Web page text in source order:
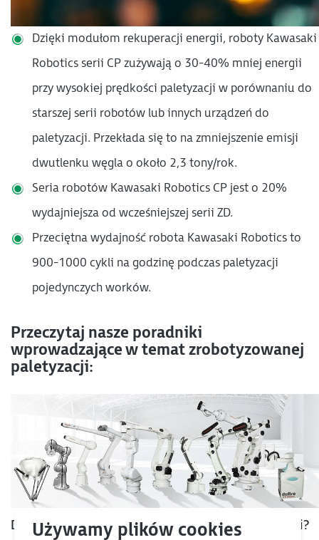
Dzięki modułom rekuperacji energii, roboty Kawasaki
Robotics serii CP zużywają o 30-40% mniej energii
przy wysokiej prędkości paletyzacji w porównaniu do
starszej serii robotów lub innych urządzeń do
paletyzacji. Przekłada się to na zmniejszenie emisji
dwutlenku węgla o około 2,3 tony/rok.
Seria robotów Kawasaki Robotics CP jest o 20%
wydajniejsza od wcześniejszej serii ZD.
Przeciętna wydajność robota Kawasaki Robotics to
900-1000 cykli na godzinę podczas paletyzacji
pojedynczych worków.
Przeczytaj nasze poradniki
wprowadzające w temat zrobotyzowanej
paletyzacji:
Dlaczego warto rozwijać się w kierunku robotyzacji?